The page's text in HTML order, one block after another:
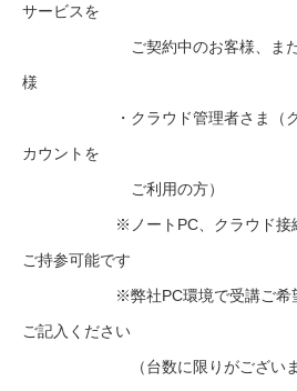
サービスを
ご契約中のお客様、またこ
様
・クラウド管理者さま（クラ
カウントを
ご利用の方）
※ノートPC、クラウド接続環
ご持参可能です
※弊社PC環境で受講ご希望の
ご記入ください
（台数に限りがございますの